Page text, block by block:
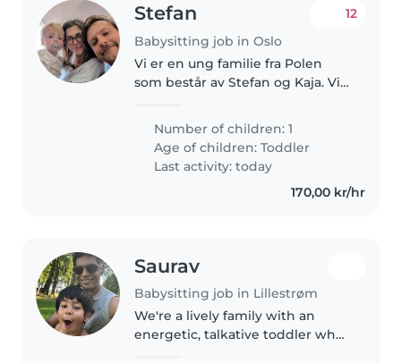
Stefan
Babysitting job in Oslo
12
Vi er en ung familie fra Polen
som består av Stefan og Kaja. Vi
begynne i barnehage, og det er
viktig for oss at han får..
Number of children: 1
Age of children:Toddler
Last activity: today
170,00 kr/hr
Saurav
Babysitting job in Lillestrøm
We're a lively family with an
energetic, talkative toddler who